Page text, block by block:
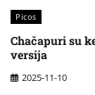
Picos
Chačapuri su
versija
2025-11-10